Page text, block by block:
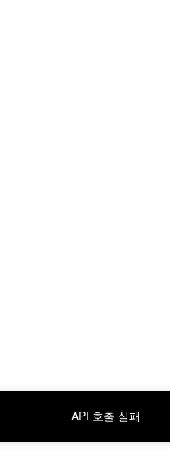
API 호출 실패